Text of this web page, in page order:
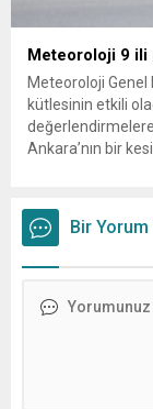
Meteoroloji 9 ili
Meteoroloji Genel
kütlesinin etkili
Ankara’nın bir
üzerine çıkarak
Bir Yorum